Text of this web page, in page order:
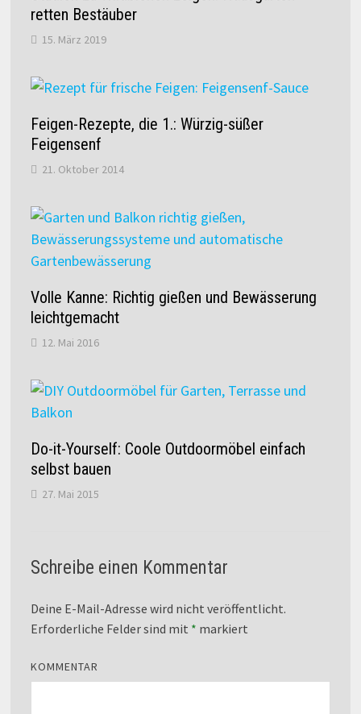
retten Bestäuber
15. März 2019
Feigen-Rezepte, die 1.: Würzig-süßer
Feigensenf
21. Oktober 2014
Volle Kanne: Richtig gießen und Bewässerung
leichtgemacht
12. Mai 2016
Do-it-Yourself: Coole Outdoormöbel einfach
selbst bauen
27. Mai 2015
Schreibe einen Kommentar
Deine E-Mail-Adresse wird nicht veröffentlicht.
Erforderliche Felder sind mit * markiert
KOMMENTAR